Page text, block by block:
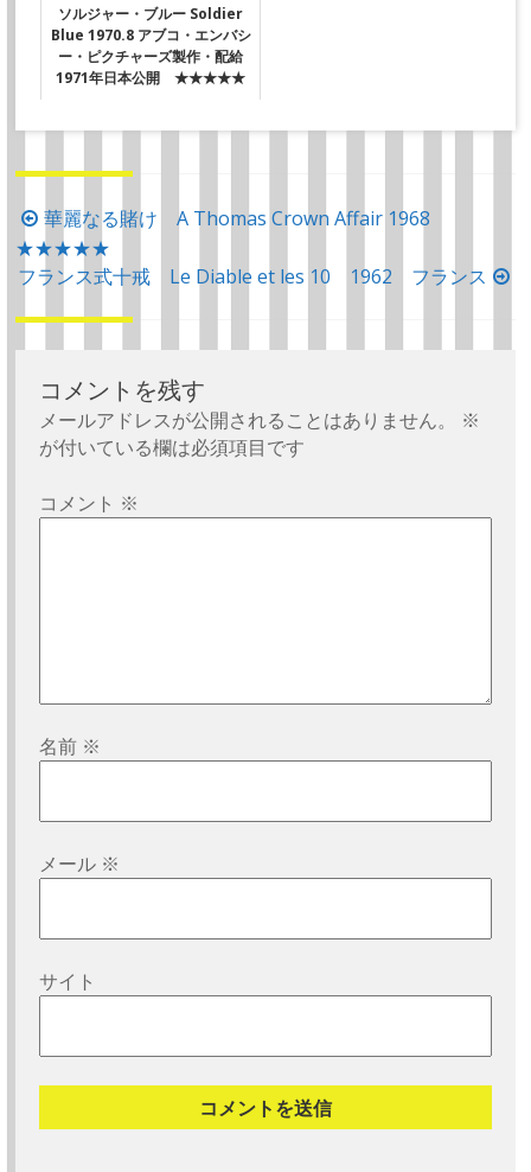
ソルジャー・ブルー Soldier
Blue 1970.8 アブコ・エンバシ
ー・ピクチャーズ製作・配給
1971年日本公開 ★★★★★
投
稿
ナ
ビ
ゲ
華麗なる賭け A Thomas Crown Affair 1968
★★★★★
フランス式十戒 Le Diable et les 10 1962 フランス
コメントを残す
メールアドレスが公開されることはありません。
※
が付いている欄は必須項目です
コメント ※
名前 ※
メール ※
サイト